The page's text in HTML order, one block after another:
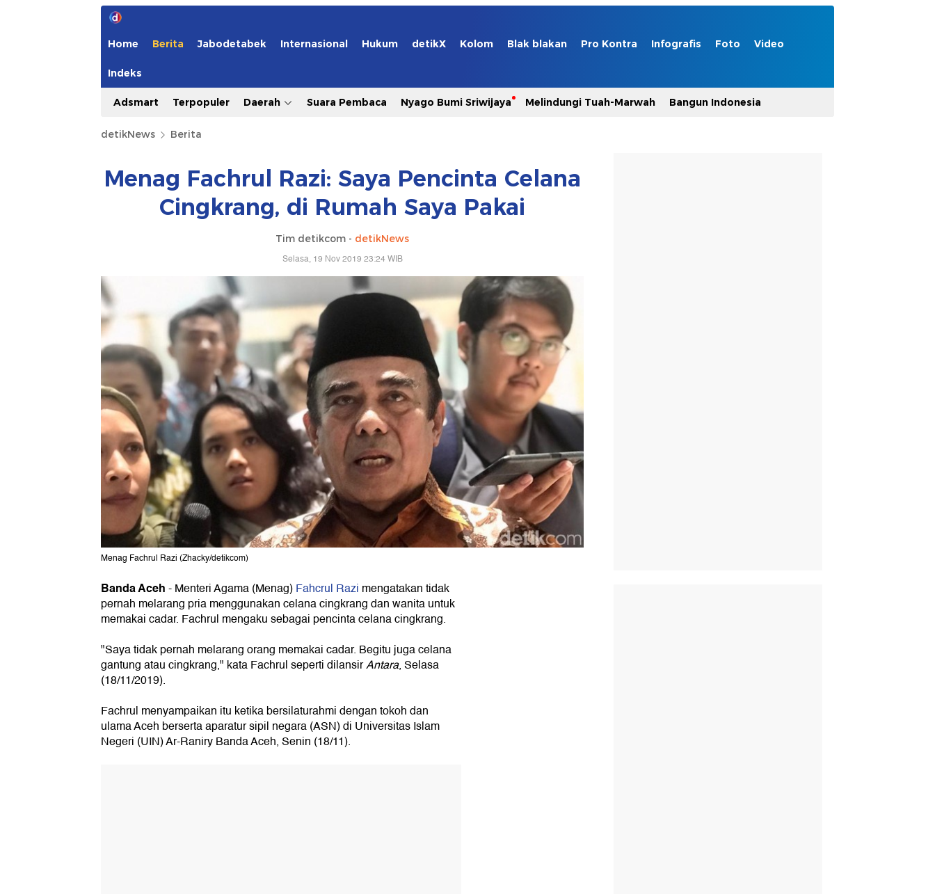
Home Berita Jabodetabek Internasional Hukum detikX Kolom Blak blakan Pro Kontra Infografis Foto Video
Indeks
Adsmart Terpopuler Daerah Suara Pembaca Nyago Bumi Sriwijaya Melindungi Tuah-Marwah Bangun Indonesia
detikNews Berita
Menag Fachrul Razi: Saya Pencinta Celana
Cingkrang, di Rumah Saya Pakai
Tim detikcom - detikNews
Selasa, 19 Nov 2019 23:24 WIB
Menag Fachrul Razi (Zhacky/detikcom)
Banda Aceh- Menteri Agama (Menag)Fahcrul Razi mengatakan tidak
pernah melarang pria menggunakan celana cingkrang dan wanita untuk
memakai cadar. Fachrul mengaku sebagai pencinta celana cingkrang.
"Saya tidak pernah melarang orang memakai cadar. Begitu juga celana
gantung atau cingkrang," kata Fachrul seperti dilansirAntara, Selasa
(18/11/2019).
Fachrul menyampaikan itu ketika bersilaturahmi dengan tokoh dan
ulama Aceh berserta aparatur sipil negara (ASN) di Universitas Islam
Negeri (UIN) Ar-Raniry Banda Aceh, Senin (18/11).